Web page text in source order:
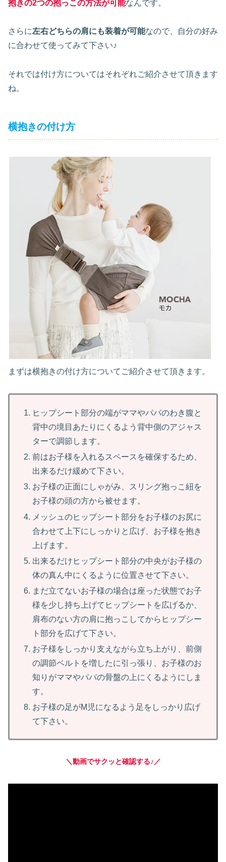
抱きの2つの抱っこの方法が可能なんです。
さらに左右どちらの肩にも装着が可能なので、自分の好み
に合わせて使ってみて下さい♪
それでは付け方についてはそれぞれご紹介させて頂きます
ね。
横抱きの付け方
まずは横抱きの付け方についてご紹介させて頂きます。
ヒップシート部分の端がママやパパのわき腹と
背中の境目あたりにくるよう背中側のアジャス
ターで調節します。
前はお子様を入れるスペースを確保するため、
出来るだけ緩めて下さい。
お子様の正面にしゃがみ、スリング抱っこ紐を
お子様の頭の方から被せます。
メッシュのヒップシート部分をお子様のお尻に
合わせて上下にしっかりと広げ、お子様を抱き
上げます。
出来るだけヒップシート部分の中央がお子様の
体の真ん中にくるように位置させて下さい。
まだ立てないお子様の場合は座った状態でお子
様を少し持ち上げてヒップシートを広げるか、
肩布のない方の肩に抱っこしてからヒップシー
ト部分を広げて下さい。
お子様をしっかり支えながら立ち上がり、前側
の調節ベルトを増したに引っ張り、お子様のお
知りがママやパパの骨盤の上にくるようにしま
す。
お子様の足がM児になるよう足をしっかり広げ
て下さい。
＼動画でサクッと確認する♪／